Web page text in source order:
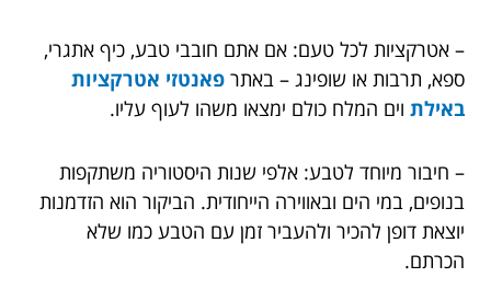
– אטרקציות לכל טעם: אם אתם חובבי טבע, כיף אתגרי,
ספא, תרבות או שופינג – באתר פאנטזי אטרקציות
באילת וים המלח כולם ימצאו משהו לעוף עליו.
– חיבור מיוחד לטבע: אלפי שנות היסטוריה משתקפות
בנופים, במי הים ובאווירה הייחודית. הביקור הוא הזדמנות
יוצאת דופן להכיר ולהעביר זמן עם הטבע כמו שלא
הכרתם.